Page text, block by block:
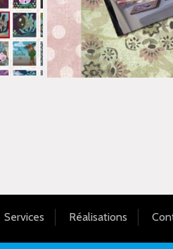
Services Réalisations
© 2026 - Réalisation